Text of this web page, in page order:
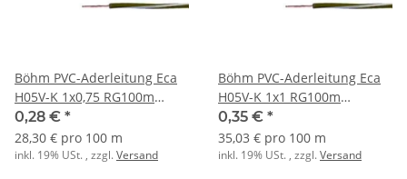
Böhm PVC-Aderleitung Eca
H05V-K 1x0,75 RG100m
rot/weiss
0,28 € *
28,30 € pro 100 m
inkl. 19% USt. , zzgl.Versand
Böhm PVC-Aderleitung Eca
H05V-K 1x1 RG100m
dunkelblau/weiss
0,35 € *
35,03 € pro 100 m
inkl. 19% USt. , zzgl.Versand